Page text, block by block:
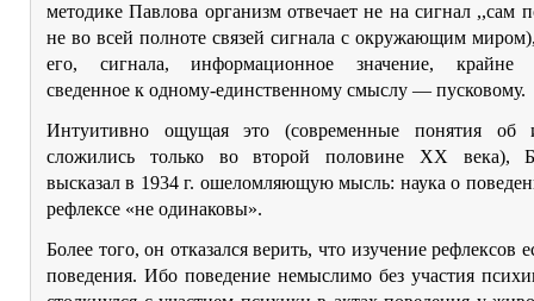
методике Павлова организм отвечает не на сигнал ,,сам
не во всей полноте связей сигнала с окружающим
его, сигнала, информационное значение, крайне
сведенное к одному-единственному смыслу — пусковому.
Интуитивно ощущая это (современные понятия об
сложились только во второй половине ХХ века),
высказал в 1934 г. ошеломляющую мысль: наука о
рефлексе «не одинаковы».
Более того, он отказался верить, что изучение рефлексов
поведения. Ибо поведение немыслимо без участия